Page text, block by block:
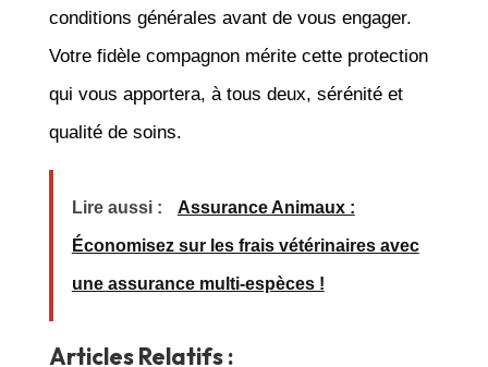
conditions générales avant de vous engager.
Votre fidèle compagnon mérite cette protection
qui vous apportera, à tous deux, sérénité et
qualité de soins.
Lire aussi : Assurance Animaux :
Économisez sur les frais vétérinaires avec
une assurance multi-espèces !
Articles Relatifs :